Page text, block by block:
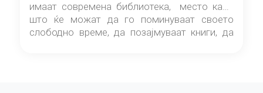
имаат современа библиотека, место каде
што ќе можат да го поминуваат своето
слободно време, да позајмуваат книги, да